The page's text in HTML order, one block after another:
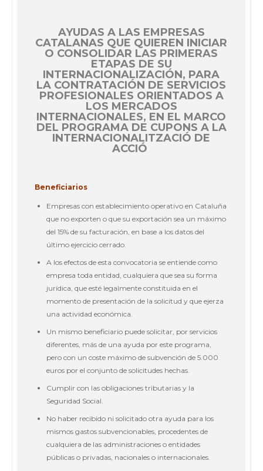
AYUDAS A LAS EMPRESAS
CATALANAS QUE QUIEREN INICIAR
O CONSOLIDAR LAS PRIMERAS
ETAPAS DE SU
INTERNACIONALIZACIÓN, PARA
LA CONTRATACIÓN DE SERVICIOS
PROFESIONALES ORIENTADOS A
LOS MERCADOS
INTERNACIONALES, EN EL MARCO
DEL PROGRAMA DE CUPONS A LA
INTERNACIONALITZACIÓ DE
ACCIÓ
Beneficiarios
Empresas con establecimiento operativo en Cataluña
que no exporten o que su exportación sea un máximo
del 15% de su facturación, en base a los datos del
último ejercicio cerrado.
A los efectos de esta convocatoria se entiende como
empresa toda entidad, cualquiera que sea su forma
jurídica, que esté legalmente constituida en el
momento de presentación de la solicitud y que ejerza
una actividad económica.
Un mismo beneficiario puede solicitar, por servicios
diferentes, más de una ayuda por este programa,
pero con un coste máximo de subvención de 5.000
euros por el conjunto de solicitudes hechas.
Cumplir con las obligaciones tributarias y la
Seguridad Social.
No haber recibido ni solicitado otra ayuda para los
mismos gastos subvencionables, procedentes de
cualquiera de las administraciones o entidades
públicas o privadas, nacionales o internacionales.